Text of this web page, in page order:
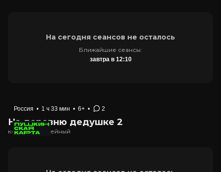
На сегодня сеансов не осталось
Ближайшие сеансы:
завтра в 12:10
Россия • 1 ч 33 мин • 6+ • 2
На деревню дедушке 2
комедия, семейный